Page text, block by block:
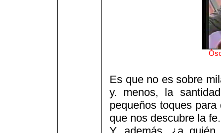
Es que no es sobre
y. menos, la
pequeños toques
que nos descubre la fe.